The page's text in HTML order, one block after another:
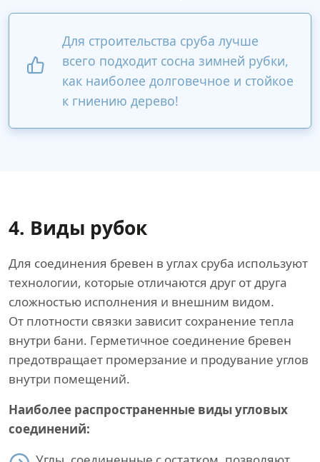
Для строительства сруба лучше
всего подходит сосна зимней рубки,
как наиболее долговечное и стойкое
к гниению дерево!
4. Виды рубок
Для соединения бревен в углах сруба используют
технологии, которые отличаются друг от друга
сложностью исполнения и внешним видом.
От плотности связки зависит сохранение тепла
внутри бани. Герметичное соединение бревен
предотвращает промерзание и продувание углов
внутри помещений.
Наиболее распространенные виды угловых
соединений: